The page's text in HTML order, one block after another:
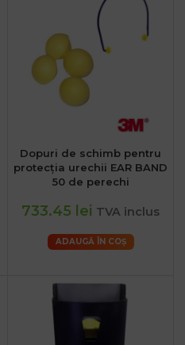
Dopuri de schimb pentru
protecția urechii EAR BAND
50 de perechi
733.45 lei TVA inclus
ADAUGĂ ÎN COȘ